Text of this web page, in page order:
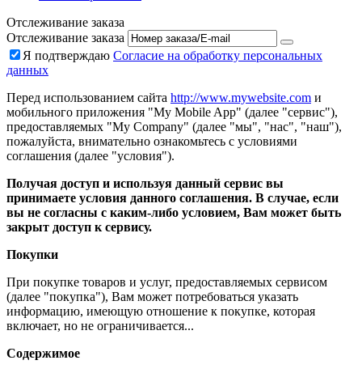
Отслеживание заказа
Отслеживание заказа
Я подтверждаю Согласие на обработку персональных
данных
Перед использованием сайта http://www.mywebsite.com и
мобильного приложения "My Mobile App" (далее "сервис"),
предоставляемых "My Company" (далее "мы", "нас", "наш"),
пожалуйста, внимательно ознакомьтесь с условиями
соглашения (далее "условия").
Получая доступ и используя данный сервис вы
принимаете условия данного соглашения. В случае, если
вы не согласны с каким-либо условием, Вам может быть
закрыт доступ к сервису.
Покупки
При покупке товаров и услуг, предоставляемых сервисом
(далее "покупка"), Вам может потребоваться указать
информацию, имеющую отношение к покупке, которая
включает, но не ограничивается...
Содержимое